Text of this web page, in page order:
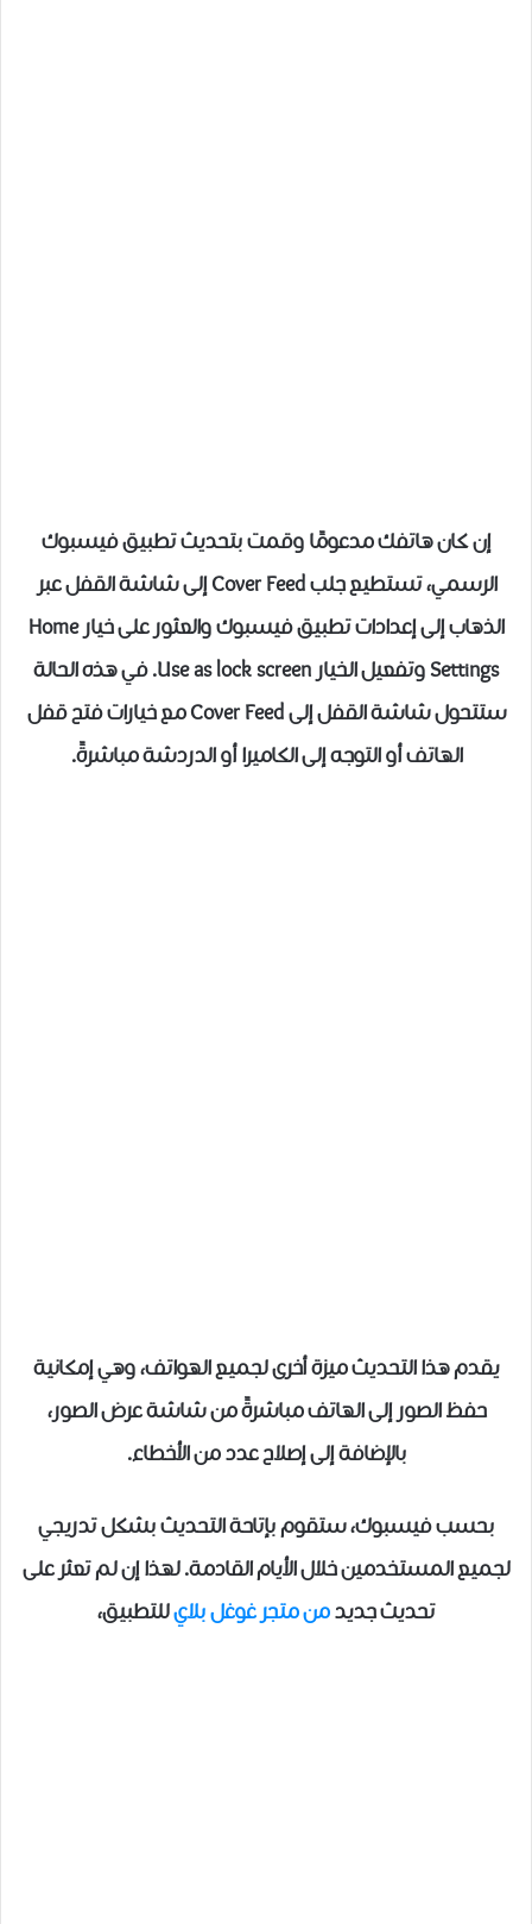
إن كان هاتفك مدعومًا وقمت بتحديث تطبيق فيسبوك
الرسمي، تستطيع جلب Cover Feed إلى شاشة القفل عبر
الذهاب إلى إعدادات تطبيق فيسبوك والعثور على خيار Home
Settings وتفعيل الخيار Use as lock screen. في هذه الحالة
ستتحول شاشة القفل إلى Cover Feed مع خيارات فتح قفل
الهاتف أو التوجه إلى الكاميرا أو الدردشة مباشرةً.
يقدم هذا التحديث ميزة أخرى لجميع الهواتف، وهي إمكانية
حفظ الصور إلى الهاتف مباشرةً من شاشة عرض الصور،
بالإضافة إلى إصلاح عدد من الأخطاء.
بحسب فيسبوك، ستقوم بإتاحة التحديث بشكل تدريجي
لجميع المستخدمين خلال الأيام القادمة. لهذا إن لم تعثر على
تحديث جديدمن متجر غوغل بلايللتطبيق،